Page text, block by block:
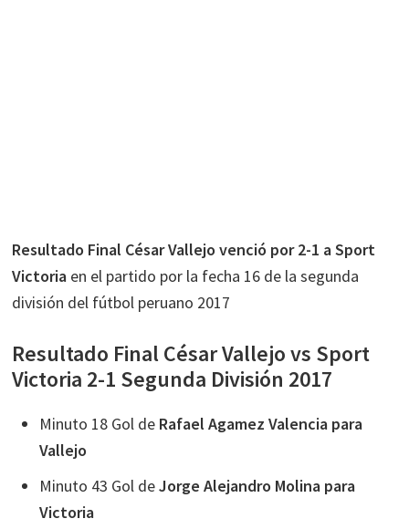
Resultado Final César Vallejo venció por 2-1 a Sport
Victoria en el partido por la fecha 16 de la segunda
división del fútbol peruano 2017
Resultado Final César Vallejo vs Sport
Victoria 2-1 Segunda División 2017
Minuto 18 Gol de Rafael Agamez Valencia para
Vallejo
Minuto 43 Gol deJorge Alejandro Molina para
Victoria